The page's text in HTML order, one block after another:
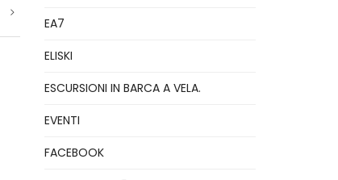
EA7
ELISKI
ESCURSIONI IN BARCA A VELA.
EVENTI
FACEBOOK